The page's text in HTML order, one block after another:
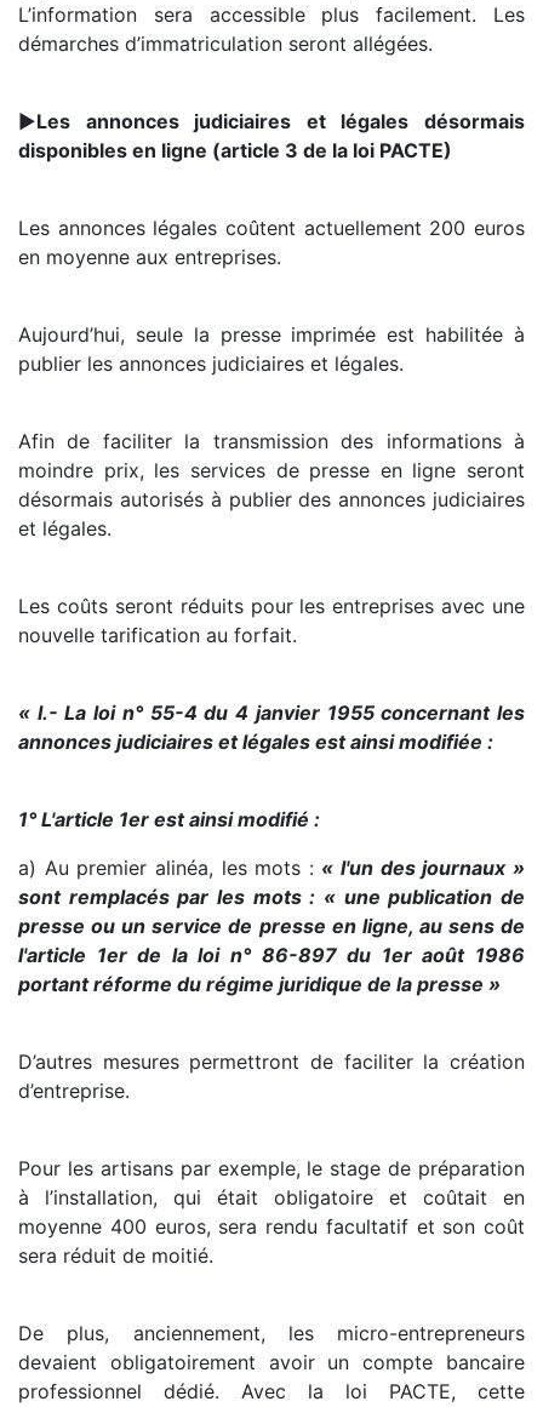
L’information sera accessible plus facilement. Les
démarches d’immatriculation seront allégées.
►Les annonces judiciaires et légales désormais
disponibles en ligne (article 3 de la loi PACTE)
Les annonces légales coûtent actuellement 200 euros
en moyenne aux entreprises.
Aujourd’hui, seule la presse imprimée est habilitée à
publier les annonces judiciaires et légales.
Afin de faciliter la transmission des informations à
moindre prix, les services de presse en ligne seront
désormais autorisés à publier des annonces judiciaires
et légales.
Les coûts seront réduits pour les entreprises avec une
nouvelle tarification au forfait.
« I.- La loi n° 55-4 du 4 janvier 1955 concernant les
annonces judiciaires et légales est ainsi modifiée :
1° L'article 1er est ainsi modifié :
a) Au premier alinéa, les mots : « l'un des journaux »
sont remplacés par les mots : « une publication de
presse ou un service de presse en ligne, au sens de
l'article 1er de la loi n° 86-897 du 1er août 1986
portant réforme du régime juridique de la presse »
D’autres mesures permettront de faciliter la création
d’entreprise.
Pour les artisans par exemple, le stage de préparation
à l’installation, qui était obligatoire et coûtait en
moyenne 400 euros, sera rendu facultatif et son coût
sera réduit de moitié.
De plus, anciennement, les micro-entrepreneurs
devaient obligatoirement avoir un compte bancaire
professionnel dédié. Avec la loi PACTE, cette